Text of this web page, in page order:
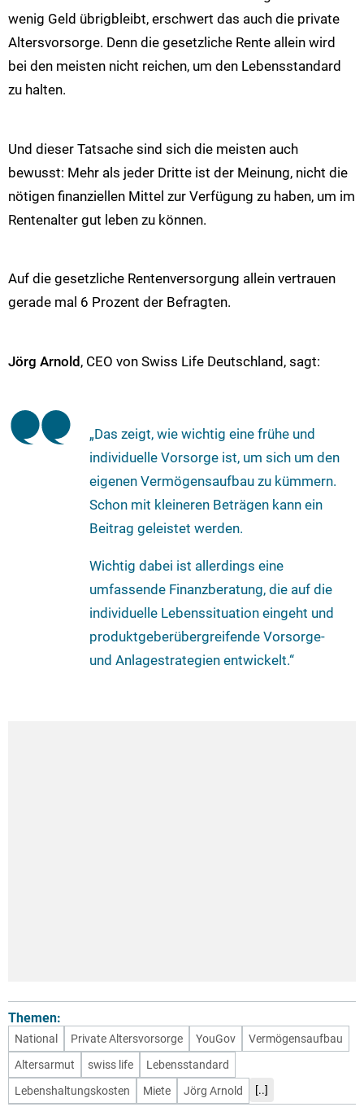
wenig Geld übrigbleibt, erschwert das auch die private
Altersvorsorge. Denn die gesetzliche Rente allein wird
bei den meisten nicht reichen, um den Lebensstandard
zu halten.
Und dieser Tatsache sind sich die meisten auch
bewusst: Mehr als jeder Dritte ist der Meinung, nicht die
nötigen finanziellen Mittel zur Verfügung zu haben, um im
Rentenalter gut leben zu können.
Auf die gesetzliche Rentenversorgung allein vertrauen
gerade mal 6 Prozent der Befragten.
Jörg Arnold, CEO von Swiss Life Deutschland, sagt:
„Das zeigt, wie wichtig eine frühe und
individuelle Vorsorge ist, um sich um den
eigenen Vermögensaufbau zu kümmern.
Schon mit kleineren Beträgen kann ein
Beitrag geleistet werden.
Wichtig dabei ist allerdings eine
umfassende Finanzberatung, die auf die
individuelle Lebenssituation eingeht und
produktgeberübergreifende Vorsorge-
und Anlagestrategien entwickelt.“
Themen:
National Private Altersvorsorge YouGov
Vermögensaufbau
Altersarmut
swiss life
Lebensstandard
Lebenshaltungskosten
Miete Jörg Arnold [..]